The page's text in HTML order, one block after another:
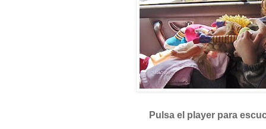
Pulsa el player para